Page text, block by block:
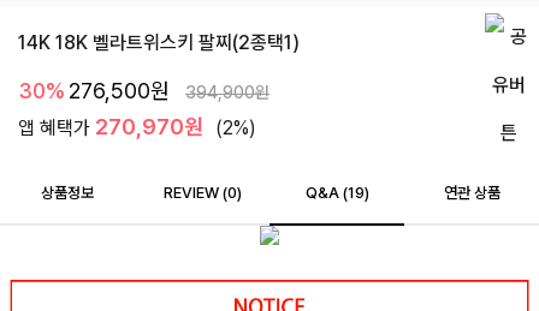
14K 18K 벨라트위스키 팔찌(2종택1)
30% 276,500원 394,900원
앱 혜택가 270,970원 (2%)
상품정보 REVIEW (0) Q&A (19) 연관 상품